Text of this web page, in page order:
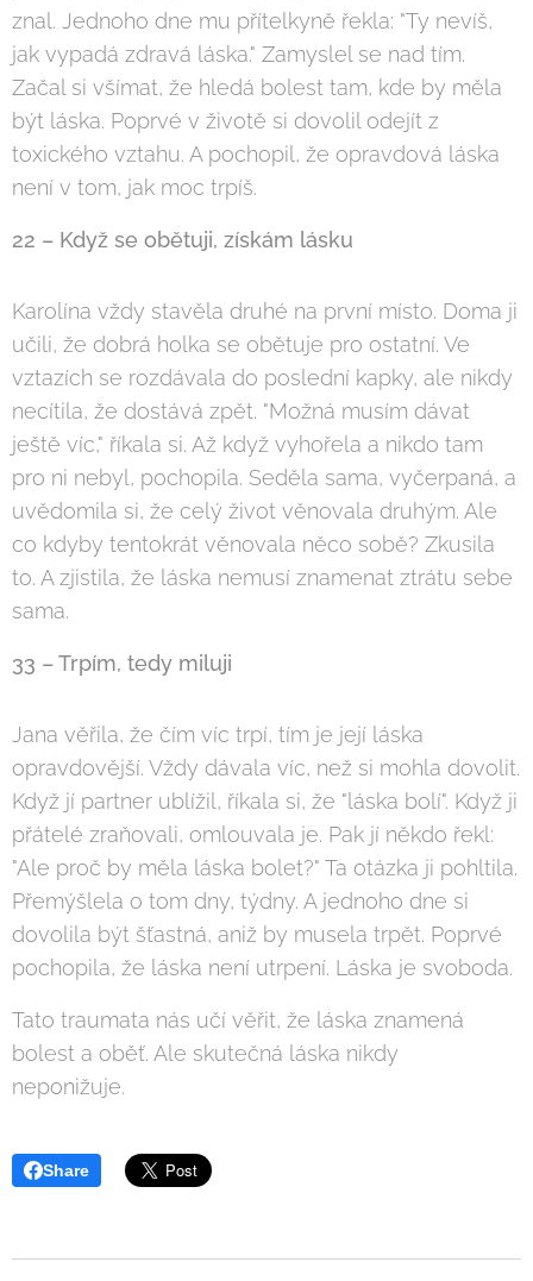
znal. Jednoho dne mu přítelkyně řekla: "Ty nevíš,
jak vypadá zdravá láska." Zamyslel se nad tím.
Začal si všímat, že hledá bolest tam, kde by měla
být láska. Poprvé v životě si dovolil odejít z
toxického vztahu. A pochopil, že opravdová láska
není v tom, jak moc trpíš.
22 – Když se obětuji, získám lásku
Karolína vždy stavěla druhé na první místo. Doma ji
učili, že dobrá holka se obětuje pro ostatní. Ve
vztazích se rozdávala do poslední kapky, ale nikdy
necítila, že dostává zpět. "Možná musím dávat
ještě víc," říkala si. Až když vyhořela a nikdo tam
pro ni nebyl, pochopila. Seděla sama, vyčerpaná, a
uvědomila si, že celý život věnovala druhým. Ale
co kdyby tentokrát věnovala něco sobě? Zkusila
to. A zjistila, že láska nemusí znamenat ztrátu sebe
sama.
33 – Trpím, tedy miluji
Jana věřila, že čím víc trpí, tím je její láska
opravdovější. Vždy dávala víc, než si mohla dovolit.
Když jí partner ublížil, říkala si, že "láska bolí". Když ji
přátelé zraňovali, omlouvala je. Pak jí někdo řekl:
"Ale proč by měla láska bolet?" Ta otázka ji pohltila.
Přemýšlela o tom dny, týdny. A jednoho dne si
dovolila být šťastná, aniž by musela trpět. Poprvé
pochopila, že láska není utrpení. Láska je svoboda.
Tato traumata nás učí věřit, že láska znamená
bolest a oběť. Ale skutečná láska nikdy
neponižuje.
Share